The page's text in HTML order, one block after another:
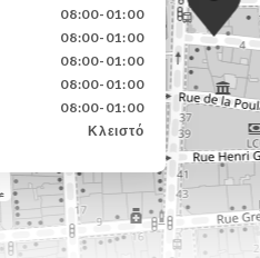
08:00-01:00
08:00-01:00
08:00-01:00
08:00-01:00
08:00-01:00
Κλειστό